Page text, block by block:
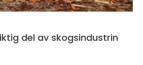
del av skogsindustrin